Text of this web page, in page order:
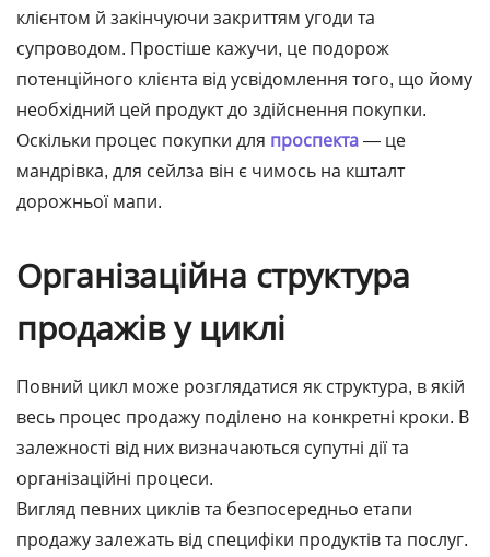
клієнтом й закінчуючи закриттям угоди та
супроводом. Простіше кажучи, це подорож
потенційного клієнта від усвідомлення того, що йому
необхідний цей продукт до здійснення покупки.
Оскільки процес покупки для проспекта— це
мандрівка, для сейлза він є чимось на кшталт
дорожньої мапи.
Організаційна структура
продажів у циклі
Повний цикл може розглядатися як структура, в якій
весь процес продажу поділено на конкретні кроки. В
залежності від них визначаються супутні дії та
організаційні процеси.
Вигляд певних циклів та безпосередньо етапи
продажу залежать від специфіки продуктів та послуг.